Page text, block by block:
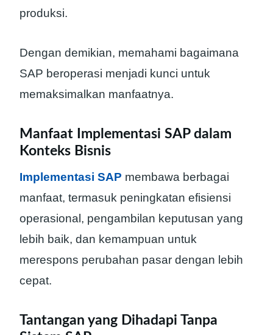
produksi.
Dengan demikian, memahami bagaimana
SAP beroperasi menjadi kunci untuk
memaksimalkan manfaatnya.
Manfaat Implementasi SAP dalam
Konteks Bisnis
Implementasi SAP membawa berbagai
manfaat, termasuk peningkatan efisiensi
operasional, pengambilan keputusan yang
lebih baik, dan kemampuan untuk
merespons perubahan pasar dengan lebih
cepat.
Tantangan yang Dihadapi Tanpa